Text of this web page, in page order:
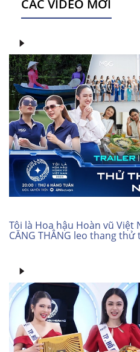
CÁC VIDEO MỚI
Tôi là Hoa hậu Hoàn vũ Việt
CĂNG THẲNG leo thang thử